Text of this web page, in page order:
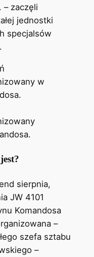
– zaczęli
jednostki
specjalsów
sierpnia,
JW 4101
Komandosa
–
szefa sztabu
–